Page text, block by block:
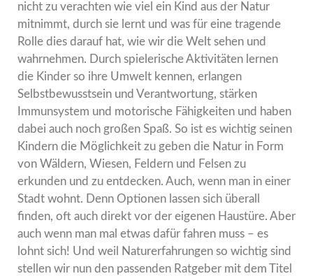
nicht zu verachten wie viel ein Kind aus der Natur
mitnimmt, durch sie lernt und was für eine tragende
Rolle dies darauf hat, wie wir die Welt sehen und
wahrnehmen. Durch spielerische Aktivitäten lernen
die Kinder so ihre Umwelt kennen, erlangen
Selbstbewusstsein und Verantwortung, stärken
Immunsystem und motorische Fähigkeiten und haben
dabei auch noch großen Spaß. So ist es wichtig seinen
Kindern die Möglichkeit zu geben die Natur in Form
von Wäldern, Wiesen, Feldern und Felsen zu
erkunden und zu entdecken. Auch, wenn man in einer
Stadt wohnt. Denn Optionen lassen sich überall
finden, oft auch direkt vor der eigenen Haustüre. Aber
auch wenn man mal etwas dafür fahren muss – es
lohnt sich! Und weil Naturerfahrungen so wichtig sind
stellen wir nun den passenden Ratgeber mit dem Titel